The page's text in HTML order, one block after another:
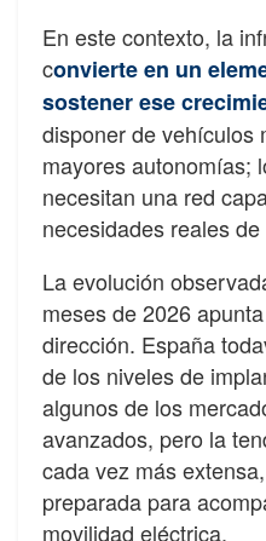
En este contexto, la
convierte en un
sostener ese
disponer de vehículos
mayores autonomías;
necesitan una red
necesidades reales de
La evolución
meses de 2026
dirección. España
de los niveles de
algunos de los
avanzados, pero la
cada vez más
preparada para
movilidad eléctrica.